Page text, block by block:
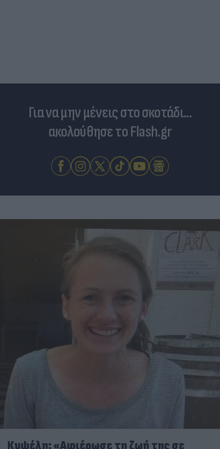
Για να μην μένεις στο σκοτάδι...
ακολούθησε το Flash.gr
Κυψέλη: «Αφιέρωσε τη ζωή της σε